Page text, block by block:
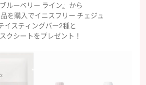
ブルーベリー ライン』から
を購入でイニスフリー チェジュ
イスティングバー2種と
クシートをプレゼント！